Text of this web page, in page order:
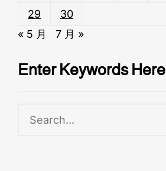
29
30
« 5 月
7 月 »
Enter Keywords Here